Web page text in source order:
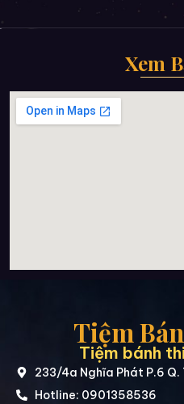
Xem
Tiệm
Tiệm bánh
233/4a Nghĩa Phát P.6 Q.
Hotline: 0901358536